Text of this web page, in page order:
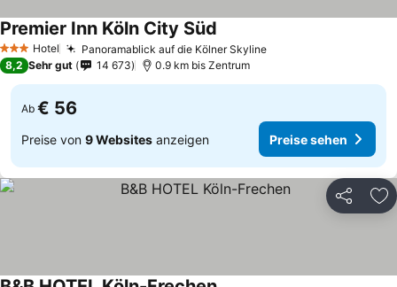
3 SterneHotel Panoramablick auf die Kölner SkylinePreise sehen
Premier Inn Köln City Süd
8,2 Sehr gut 14 673 0.9 km bis Zentrum
Ab € 56
Preise von 9 Websites anzeigen Preise sehen
Teilen